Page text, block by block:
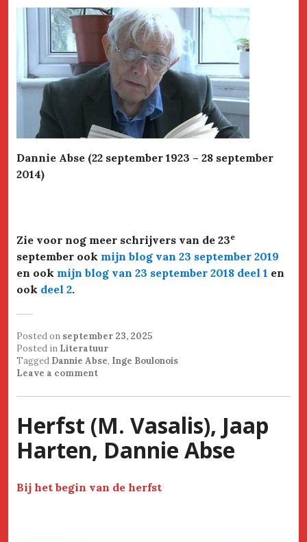
Dannie Abse (22 september 1923 – 28 september
2014)
Zie voor nog meer schrijvers van de 23e
september ook mijn blog van 23 september 2019
en ook mijn blog van 23 september 2018 deel 1 en
ook deel 2.
Posted on september 23, 2025
Posted in Literatuur
Tagged Dannie Abse, Inge Boulonois
Leave a comment
Herfst (M. Vasalis), Jaap
Harten, Dannie Abse
Bij het begin van de herfst